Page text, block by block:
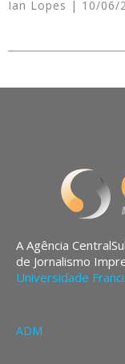
Ian Lopes 10/06/
A Agência
de Jornalismo
Universidade
ADM